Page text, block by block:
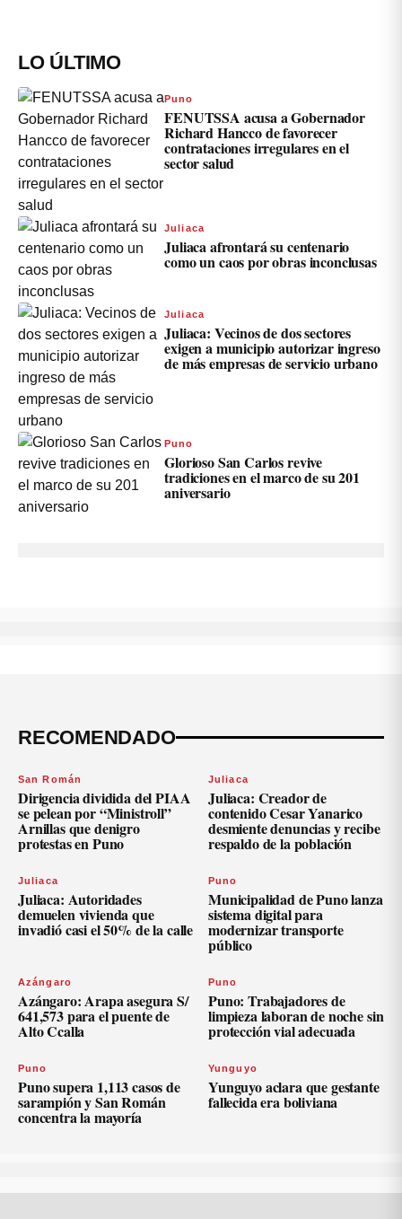
LO ÚLTIMO
Puno
FENUTSSA acusa a Gobernador
Richard Hancco de favorecer
contrataciones irregulares en el
sector salud
Juliaca
Juliaca afrontará su centenario
como un caos por obras inconclusas
Juliaca
Juliaca: Vecinos de dos sectores
exigen a municipio autorizar ingreso
de más empresas de servicio urbano
Puno
Glorioso San Carlos revive
tradiciones en el marco de su 201
aniversario
RECOMENDADO
San Román
Dirigencia dividida del PIAA
se pelean por “Ministroll”
Arnillas que denigro
protestas en Puno
Juliaca
Juliaca: Creador de
contenido Cesar Yanarico
desmiente denuncias y recibe
respaldo de la población
Juliaca
Juliaca: Autoridades
demuelen vivienda que
invadió casi el 50% de la calle
Puno
Municipalidad de Puno lanza
sistema digital para
modernizar transporte
público
Azángaro
Azángaro: Arapa asegura S/
641,573 para el puente de
Alto Ccalla
Puno
Puno: Trabajadores de
limpieza laboran de noche sin
protección vial adecuada
Puno
Puno supera 1,113 casos de
sarampión y San Román
concentra la mayoría
Yunguyo
Yunguyo aclara que gestante
fallecida era boliviana